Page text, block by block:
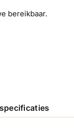
bereikbaar.